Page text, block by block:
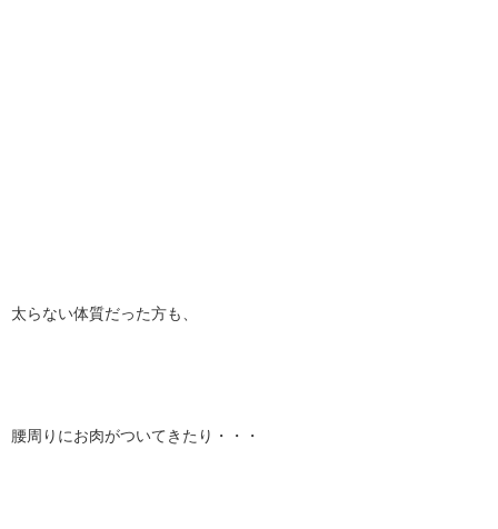
太らない体質だった方も、
腰周りにお肉がついてきたり・・・